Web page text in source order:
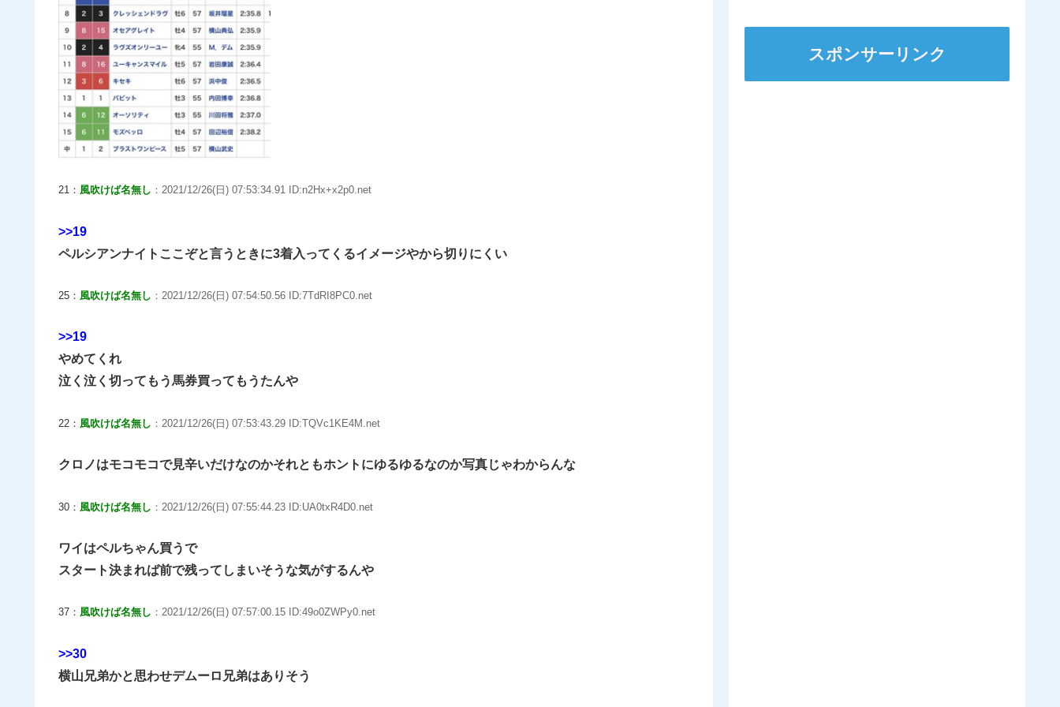
21： 風吹けば名無し ：2021/12/26(日) 07:53:34.91 ID:n2Hx+x2p0.net
>>19
ペルシアンナイトここぞと言うときに3着入ってくるイメージやから切りにくい
25： 風吹けば名無し ：2021/12/26(日) 07:54:50.56 ID:7TdRI8PC0.net
>>19
やめてくれ
泣く泣く切ってもう馬券買ってもうたんや
22： 風吹けば名無し ：2021/12/26(日) 07:53:43.29 ID:TQVc1KE4M.net
クロノはモコモコで見辛いだけなのかそれともホントにゆるゆるなのか写真じゃわからんな
30： 風吹けば名無し ：2021/12/26(日) 07:55:44.23 ID:UA0txR4D0.net
ワイはペルちゃん買うで
スタート決まれば前で残ってしまいそうな気がするんや
37： 風吹けば名無し ：2021/12/26(日) 07:57:00.15 ID:49o0ZWPy0.net
>>30
横山兄弟かと思わせデムーロ兄弟はありそう
スポンサーリンク